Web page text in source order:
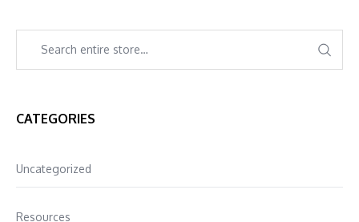
CATEGORIES
Uncategorized
Resources